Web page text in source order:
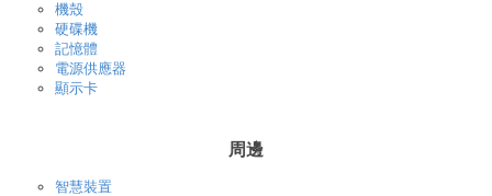
機殼
硬碟機
記憶體
電源供應器
顯示卡
周邊
智慧裝置